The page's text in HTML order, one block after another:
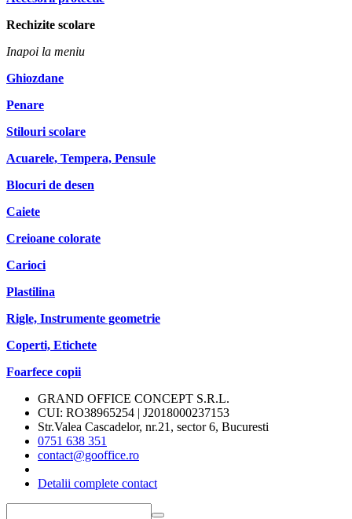
Rechizite scolare
Inapoi la meniu
Ghiozdane
Penare
Stilouri scolare
Acuarele, Tempera, Pensule
Blocuri de desen
Caiete
Creioane colorate
Carioci
Plastilina
Rigle, Instrumente geometrie
Coperti, Etichete
Foarfece copii
GRAND OFFICE CONCEPT S.R.L.
CUI: RO38965254 | J2018000237153
Str.Valea Cascadelor, nr.21, sector 6, Bucuresti
0751 638 351
contact@gooffice.ro
Detalii complete contact